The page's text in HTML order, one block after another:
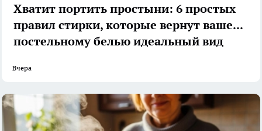
Хватит портить простыни: 6 простых
правил стирки, которые вернут вашему
постельному белью идеальный вид
Вчера